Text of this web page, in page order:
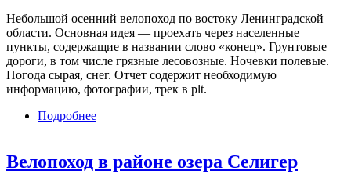
Небольшой осенний велопоход по востоку Ленинградской
области. Основная идея — проехать через населенные
пункты, содержащие в названии слово «конец». Грунтовые
дороги, в том числе грязные лесовозные. Ночевки полевые.
Погода сырая, снег. Отчет содержит необходимую
информацию, фотографии, трек в plt.
Подробнее
Велопоход в районе озера Селигер